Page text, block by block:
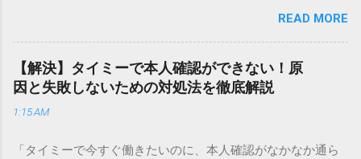
いう特徴があります。地域に密着した各拠点が配送をコント
ロールしているため、現場の状況に合わせた柔軟な相談がし
やすいのがメリットです。まずは、今抱えている悩みがどの
サービスで解決できるかを確認していきましょう。 1. 荷物の
るのが最も効率的です。現在の荷物がいったいどこにあるの
「手拍子のリズムに自信がない」と不安を感じる方も多いは
ずです。この記事では、ビジネスからカジュアルな集まりま
で、どのような場面でも堂々と立ち振る舞えるための「一本
締め」の作法を、基礎知識から具体的なセリフ例まで丁寧に
解説します。 一本締めとは？その本質と効果 一本締めは、単
に手を叩いて終わらせる作業ではありません。その時間、そ
て刻み込む伝統的な儀礼です。 一本締めがもたらすポジティ
READ MORE
【解決】タイミーで本人確認ができない！原
因と失敗しないための対処法を徹底解説
1:15 AM
「タイミーで今すぐ働きたいのに、本人確認がなかなか通ら